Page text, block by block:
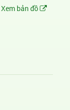
Xem bản đồ